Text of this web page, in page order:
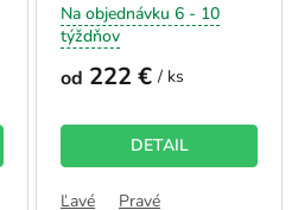
Na objednávku 6 - 10
týždňov
od 222 € / ks
DETAIL
Ľavé Pravé